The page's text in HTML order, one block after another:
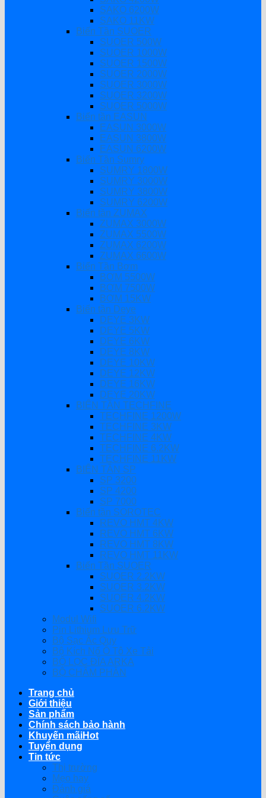
SAKO 6200W
SAKO 11KW
Biến Tần SUOER
SUOER 500W
SUOER 1000W
SUOER 1500W
SUOER 2000W
SUOER 3000W
SUOER 3200W
SUOER 5000W
Biến tần EASUN
EASUN 3000W
EASUN 3800W
EASUN 6200W
Biến Tần Sumry
SUMRY 1800W
SUMRY 3000W
SUMRY 3800W
SUMRY 6200W
Biến tần ZUMAX
ZUMAX 3000W
ZUMAX 5500W
ZUMAX 6200W
ZUMAX 6600W
Biến Tần Bơm
BƠM 5500W
BƠM 7500W
BƠM 15KW
Biến tần Deye
DEYE 3KW
DEYE 5KW
DEYE 6KW
DEYE 8KW
DEYE 10KW
DEYE 12KW
DEYE 16KW
DEYE 20KW
BIẾN TẦN TECHFINE
TECHFINE 1200W
TECHFINE 3KW
TECHFINE 4KW
TECHFINE 6.2KW
TECHFINE 11KW
BIẾN TẦN SP
SP 3200
SP 4200
SP 7000
Biến tần SOROTEC
REVO HMT 4KW
REVO HMT 6KW
REVO HMT 8KW
REVO HMT 11KW
Biến Tần SUOER
SUOER 2.2KW
SUOER 3.2KW
SUOER 4.2KW
SUOER 6.2KW
Modul Wifi
Pin Lithium Lưu Trữ
Bộ Sạc Ắc Quy
Bộ Kích Nổ Ô Tô Xe Tải
BỘ LỌC ĐĨA ARKA
BỘ CHÂM PHÂN
Trang chủ
Giới thiệu
Sản phẩm
Chính sách bảo hành
Khuyến mãi
Tuyển dụng
Tin tức
Thị trường
Mẹo hay
Đánh giá